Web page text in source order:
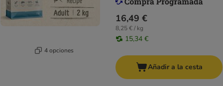
4 opciones
16,49 €
8,25 € / kg
15,34 €
Añadir a la cesta